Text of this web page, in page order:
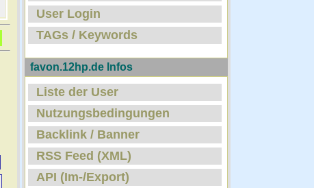
User Login
TAGs / Keywords
favon.12hp.de Infos
Liste der User
Nutzungsbedingungen
Backlink / Banner
RSS Feed (XML)
API (Im-/Export)